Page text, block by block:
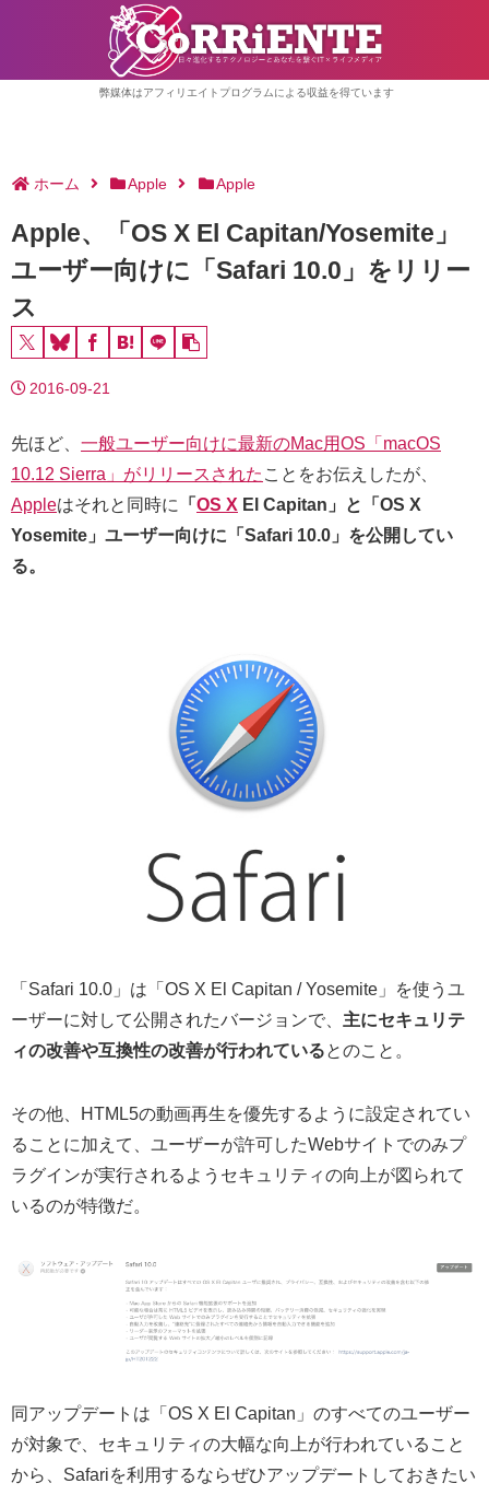
弊媒体はアフィリエイトプログラムによる収益を得ています
ホーム Apple Apple
Apple、「OS X El Capitan/Yosemite」
ユーザー向けに「Safari 10.0」をリリー
ス
2016-09-21
先ほど、 一般ユーザー向けに最新のMac用OS「macOS
10.12 Sierra」がリリースされた ことをお伝えしたが、
Appleはそれと同時に 「 OS X El Capitan」と「OS X
Yosemite 」ユーザー向けに「Safari 10.0」を公開してい
る。
「Safari 10.0」は「OS X El Capitan / Yosemite」を使うユ
ーザーに対して公開されたバージョンで、 主にセキュリテ
ィの改善や互換性の改善が行われているとのこと。
その他、HTML5の動画再生を優先するように設定されてい
ることに加えて、ユーザーが許可したWebサイトでのみプ
ラグインが実行されるようセキュリティの向上が図られて
いるのが特徴だ。
同アップデートは「OS X El Capitan」のすべてのユーザー
が対象で、セキュリティの大幅な向上が行われていること
から、Safariを利用するならぜひアップデートしておきたい